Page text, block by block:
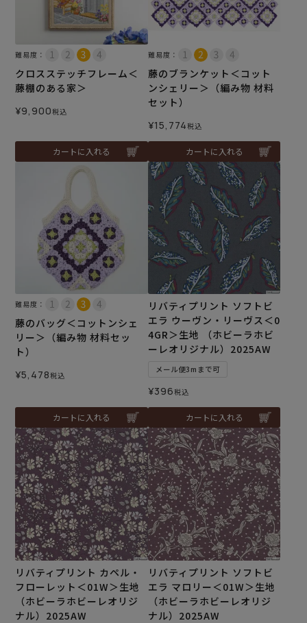
難易度：
クロスステッチフレーム＜
藤棚のある家＞
¥9,900税込
カートに入れる
難易度：
藤のブランケット＜コット
ンシェリー＞（編み物 材料
セット）
¥15,774税込
カートに入れる
難易度：
藤のバッグ＜コットンシェ
リー＞（編み物 材料セッ
ト）
¥5,478税込
カートに入れる
リバティプリント ソフトビ
エラ ウーヴン・リーヴス＜0
4GR＞生地 （ホビーラホビ
ーレオリジナル）2025AW
メール便3mまで可
¥396税込
カートに入れる
リバティプリント カペル・
フローレット＜01W＞生地
（ホビーラホビーレオリジ
ナル）2025AW
リバティプリント ソフトビ
エラ マロリー＜01W＞生地
（ホビーラホビーレオリジ
ナル）2025AW